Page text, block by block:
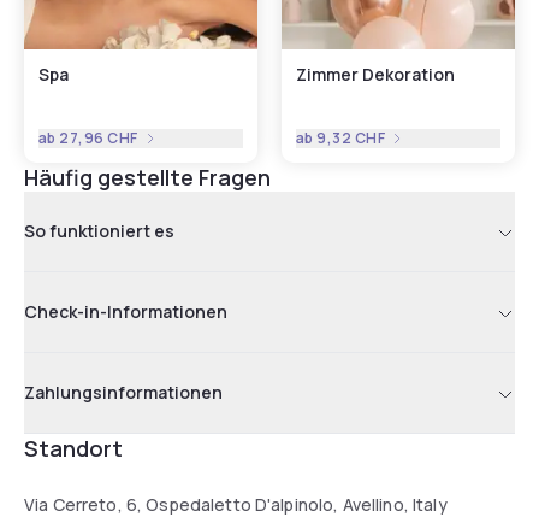
Spa
ab 27,96 CHF
Zimmer Dekoration
ab9,32 CHF
Häufig gestellte Fragen
So funktioniert es
Check-in-Informationen
Zahlungsinformationen
Standort
Via Cerreto, 6, Ospedaletto D'alpinolo, Avellino, Italy